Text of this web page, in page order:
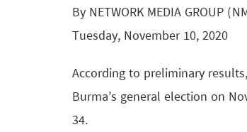
By NETWORK MEDIA GROUP
Tuesday, November 10, 2020
According to preliminary
Burma’s general election on
34.